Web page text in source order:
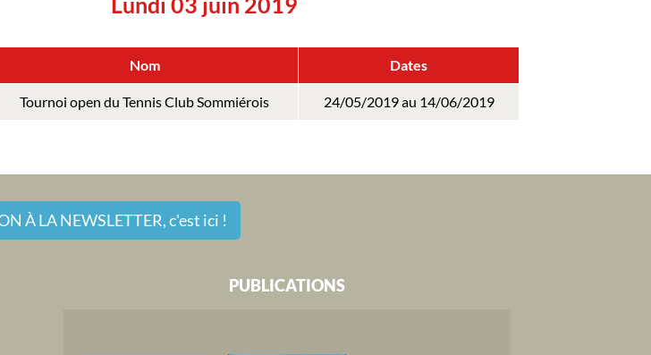
Nom Dates
Tournoi open du Tennis Club Sommiérois 24/05/2019 au 14/06/2019
À LA NEWSLETTER,c'est ici !
PUBLICATIONS